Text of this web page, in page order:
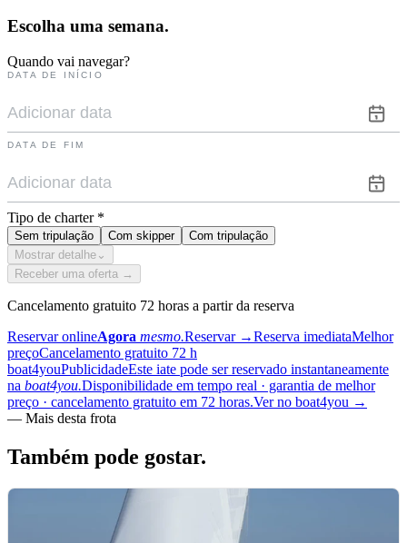
Escolha uma semana.
Quando vai navegar?
DATA DE INÍCIO
DATA DE FIM
Tipo de charter *
Sem tripulação Com skipper
Com tripulação
Mostrar detalhe ⌄
Receber uma oferta →
Cancelamento gratuito 72 horas a partir da reserva
Reservar onlineAgora mesmo.Reservar →Reserva imediataMelhor
preçoCancelamento gratuito 72 h
boat4youPublicidadeEste iate pode ser reservado instantaneamente
na boat4you.Disponibilidade em tempo real · garantia de melhor
preço · cancelamento gratuito em 72 horas.Ver no boat4you →
— Mais desta frota
Também pode gostar.